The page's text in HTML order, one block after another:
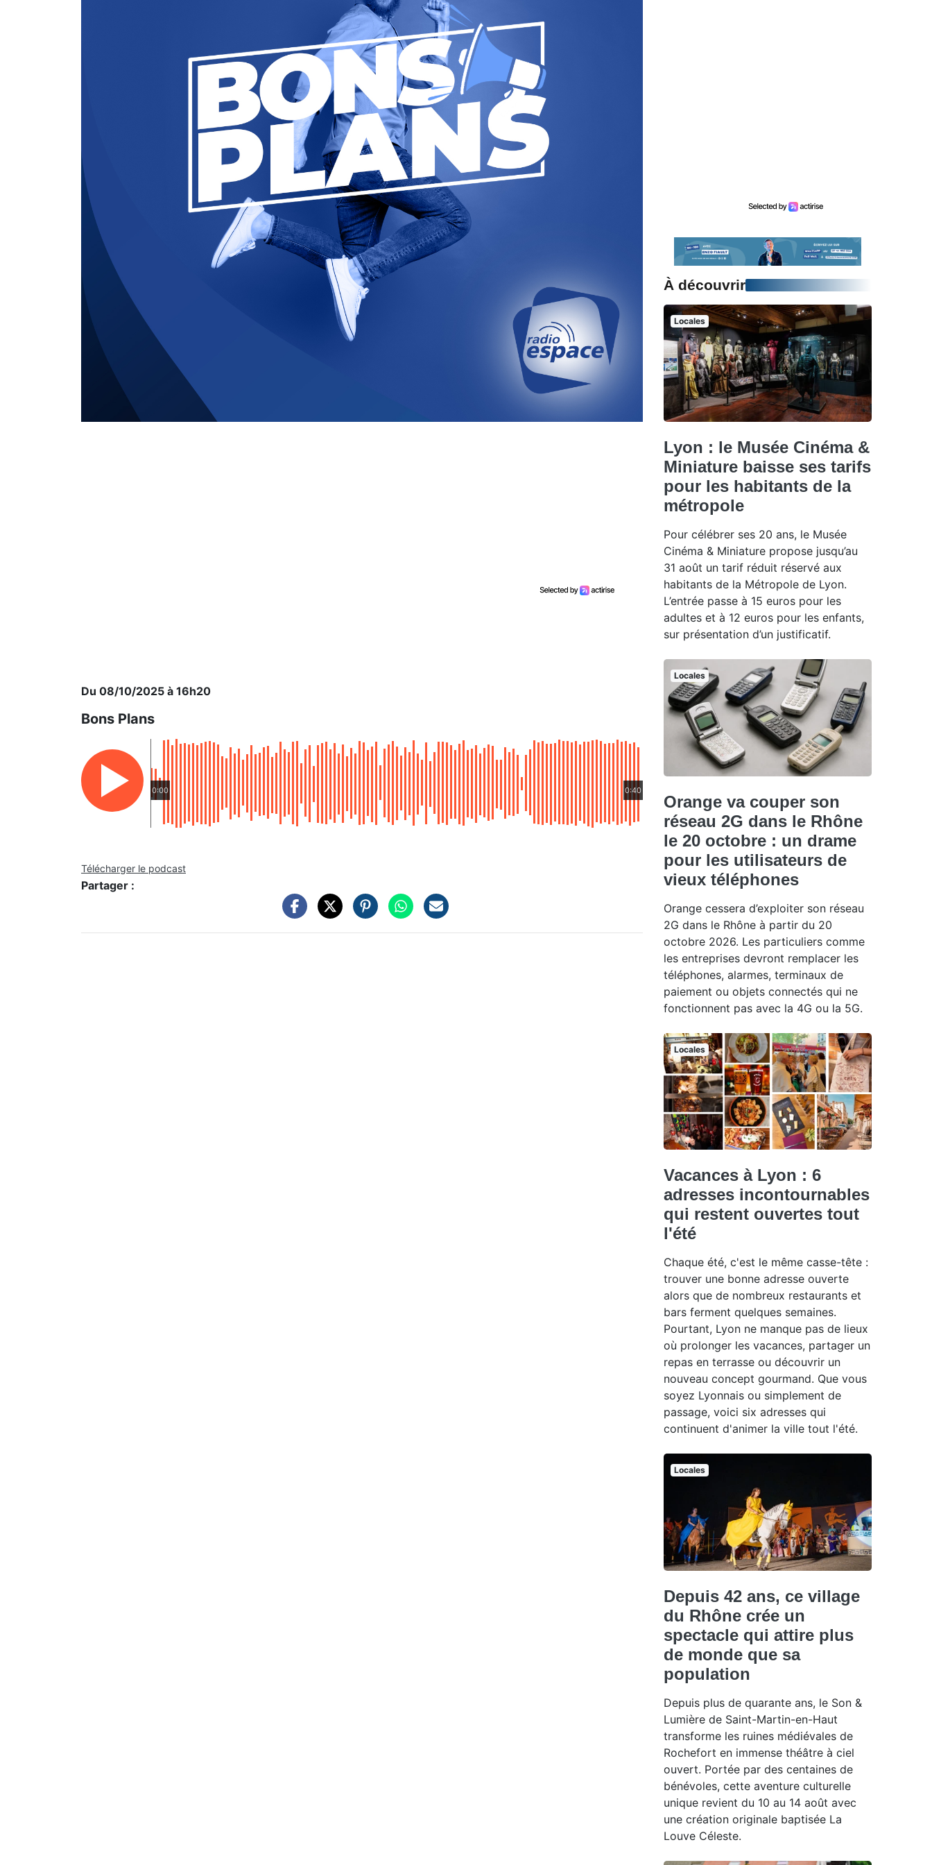
Du 08/10/2025 à 16h20
Bons Plans
0:00 0:40
Télécharger le podcast
Partager :
À découvrir
Locales
Lyon : le Musée Cinéma &
Miniature baisse ses tarifs
pour les habitants de la
métropole
Pour célébrer ses 20 ans, le Musée
Cinéma & Miniature propose jusqu’au
31 août un tarif réduit réservé aux
habitants de la Métropole de Lyon.
L’entrée passe à 15 euros pour les
adultes et à 12 euros pour les enfants,
sur présentation d’un justificatif.
Locales
Orange va couper son
réseau 2G dans le Rhône
le 20 octobre : un drame
pour les utilisateurs de
vieux téléphones
Orange cessera d’exploiter son réseau
2G dans le Rhône à partir du 20
octobre 2026. Les particuliers comme
les entreprises devront remplacer les
téléphones, alarmes, terminaux de
paiement ou objets connectés qui ne
fonctionnent pas avec la 4G ou la 5G.
Locales
Vacances à Lyon : 6
adresses incontournables
qui restent ouvertes tout
l'été
Chaque été, c'est le même casse-tête :
trouver une bonne adresse ouverte
alors que de nombreux restaurants et
bars ferment quelques semaines.
Pourtant, Lyon ne manque pas de lieux
où prolonger les vacances, partager un
repas en terrasse ou découvrir un
nouveau concept gourmand. Que vous
soyez Lyonnais ou simplement de
passage, voici six adresses qui
continuent d'animer la ville tout l'été.
Locales
Depuis 42 ans, ce village
du Rhône crée un
spectacle qui attire plus
de monde que sa
population
Depuis plus de quarante ans, le Son &
Lumière de Saint-Martin-en-Haut
transforme les ruines médiévales de
Rochefort en immense théâtre à ciel
ouvert. Portée par des centaines de
bénévoles, cette aventure culturelle
unique revient du 10 au 14 août avec
une création originale baptisée La
Louve Céleste.